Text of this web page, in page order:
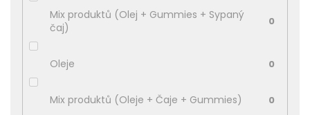
Mix produktů (Olej + Gummies + Sypaný
čaj)
0
Oleje 0
Mix produktů (Oleje + Čaje + Gummies) 0